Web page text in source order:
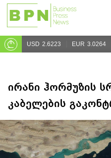
USD 2.6223 EUR 3.0264
ირანი ჰორმუზის
კაბელების